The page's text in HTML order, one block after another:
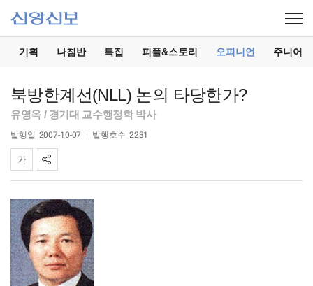
기획 나침반 특집 피플&스토리 오피니언 주니어
북방한계선(NLL) 논의 타당한가?
유영옥 / 경기대 교수행정학 박사
발행일 2007-10-07 발행호수 2231